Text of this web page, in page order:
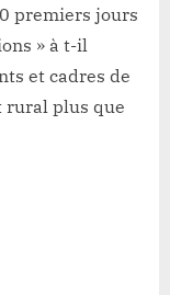
premiers jours
» à t-il
et cadres de
rural plus que